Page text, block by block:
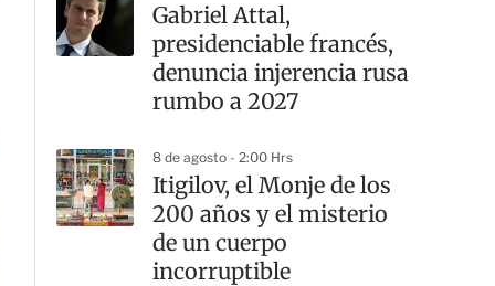
Gabriel Attal,
presidenciable francés,
denuncia injerencia rusa
rumbo a 2027
8 de agosto - 2:00 Hrs
Itigilov, el Monje de los
200 años y el misterio
de un cuerpo
incorruptible